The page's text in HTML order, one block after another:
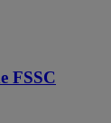
FSSC